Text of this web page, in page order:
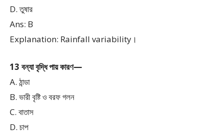
D. তুষার
Ans: B
Explanation: Rainfall variability।
13 বন্যা বৃদ্ধি পায় কারণ—
A. ঠান্ডা
B. ভারী বৃষ্টি ও বরফ গলন
C. বাতাস
D. চাপ